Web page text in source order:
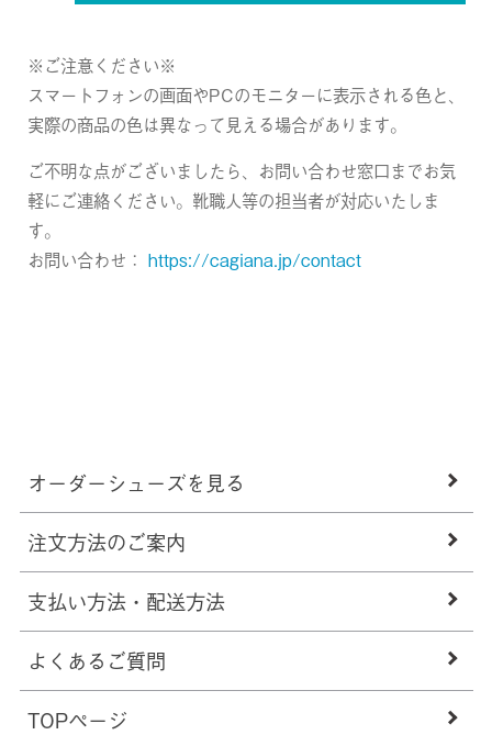
※ご注意ください※
スマートフォンの画面やPCのモニターに表示される色と、
実際の商品の色は異なって見える場合があります。
ご不明な点がございましたら、お問い合わせ窓口までお気
軽にご連絡ください。靴職人等の担当者が対応いたしま
す。
お問い合わせ： https://cagiana.jp/contact
オーダーシューズを見る
注文方法のご案内
支払い方法・配送方法
よくあるご質問
TOPページ